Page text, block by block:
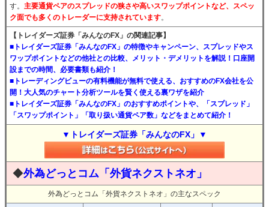
す。 主要通貨ペアのスプレッドの狭さや高いスワップポイントなど、スペッ
ク面でも多くのトレーダーに支持されています。
【トレイダーズ証券「みんなのFX」の関連記事】
■トレイダーズ証券「みんなのFX」の特徴やキャンペーン、スプレッドやス
ワップポイントなどの他社との比較、メリット・デメリットを解説！口座開
設までの時間、必要書類も紹介！
■トレーディングビューの有料機能が無料で使える、おすすめのFX会社を公
開！大人気のチャート分析ツールを賢く使える裏ワザを紹介
■トレイダーズ証券「みんなのFX」のおすすめポイントや、「スプレッド」
「スワップポイント」「取り扱い通貨ペア数」などをまとめて紹介！
▼トレイダーズ証券「みんなのFX」▼
◆外為どっとコム「外貨ネクストネオ」
外為どっとコム「外貨ネクストネオ」の主なスペック